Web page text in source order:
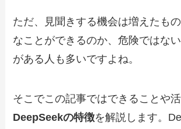
ただ、見聞きする機会は増えたも
なことができるのか、危険ではな
がある人も多いですよね。
そこでこの記事ではできることや活
DeepSeekの特徴を解説します。